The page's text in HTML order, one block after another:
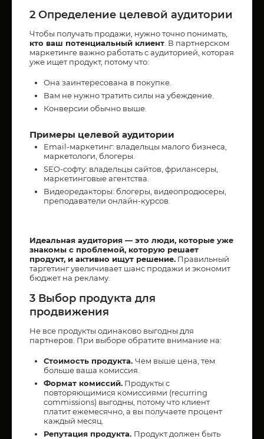
2 Определение целевой аудитории
Чтобы получать продажи, нужно точно понимать,
кто ваш потенциальный клиент. В партнерском
маркетинге важно работать с аудиторией, которая
уже ищет продукт, потому что:
Она заинтересована в покупке.
Вам не нужно тратить силы на убеждение.
Конверсии обычно выше.
Примеры целевой аудитории
Email-маркетинг: владельцы малого бизнеса,
маркетологи, блогеры.
SEO-софту: владельцы сайтов, фрилансеры,
маркетинговые агентства.
Видеоредакторы: блогеры, видеопродюсеры,
преподаватели онлайн-курсов.
Идеальная аудитория — это люди, которые уже
знакомы с проблемой, которую решает
продукт, и активно ищут решение. Правильный
таргетинг увеличивает шанс продажи и экономит
бюджет на рекламу.
3 Выбор продукта для
продвижения
Не все продукты одинаково выгодны для
партнеров. При выборе обратите внимание на:
Стоимость продукта. Чем выше цена, тем
больше ваша комиссия.
Формат комиссий. Продукты с
повторяющимися комиссиями (recurring
commissions) выгодны, потому что клиент
платит ежемесячно, а вы получаете процент
каждый месяц.
Репутация продукта. Продукт должен быть